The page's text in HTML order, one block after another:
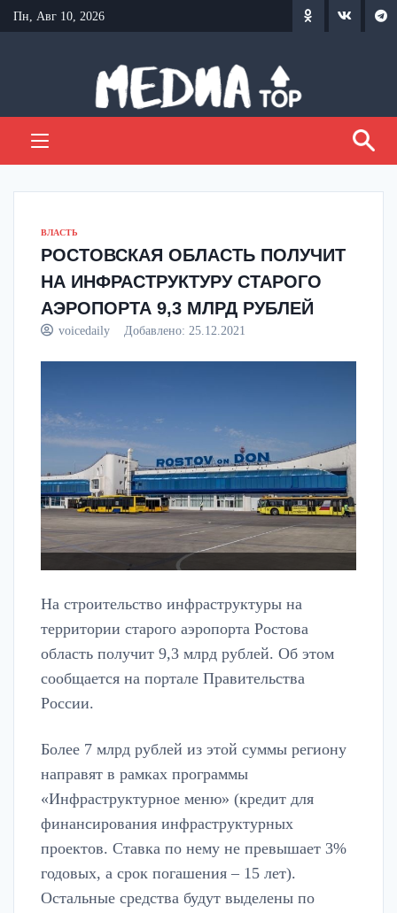
Перейти
к
Пн, Авг 10, 2026
ВЛАСТЬ
РОСТОВСКАЯ ОБЛАСТЬ ПОЛУЧИТ
НА ИНФРАСТРУКТУРУ СТАРОГО
АЭРОПОРТА 9,3 МЛРД РУБЛЕЙ
voicedaily Добавлено: 25.12.2021
На строительство инфраструктуры на
территории старого аэропорта Ростова
область получит 9,3 млрд рублей. Об этом
сообщается на портале Правительства
России.
Более 7 млрд рублей из этой суммы региону
направят в рамках программы
«Инфраструктурное меню» (кредит для
финансирования инфраструктурных
проектов. Ставка по нему не превышает 3%
годовых, а срок погашения – 15 лет).
Остальные средства будут выделены по